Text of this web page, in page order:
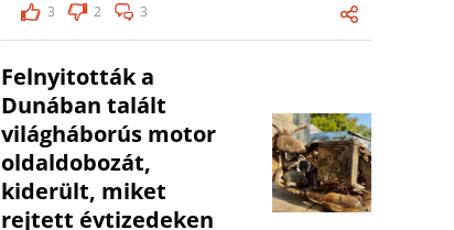
3
2 3
Felnyitották a
Dunában talált
világháborús motor
oldaldobozát,
kiderült, miket
rejtett évtizedeken